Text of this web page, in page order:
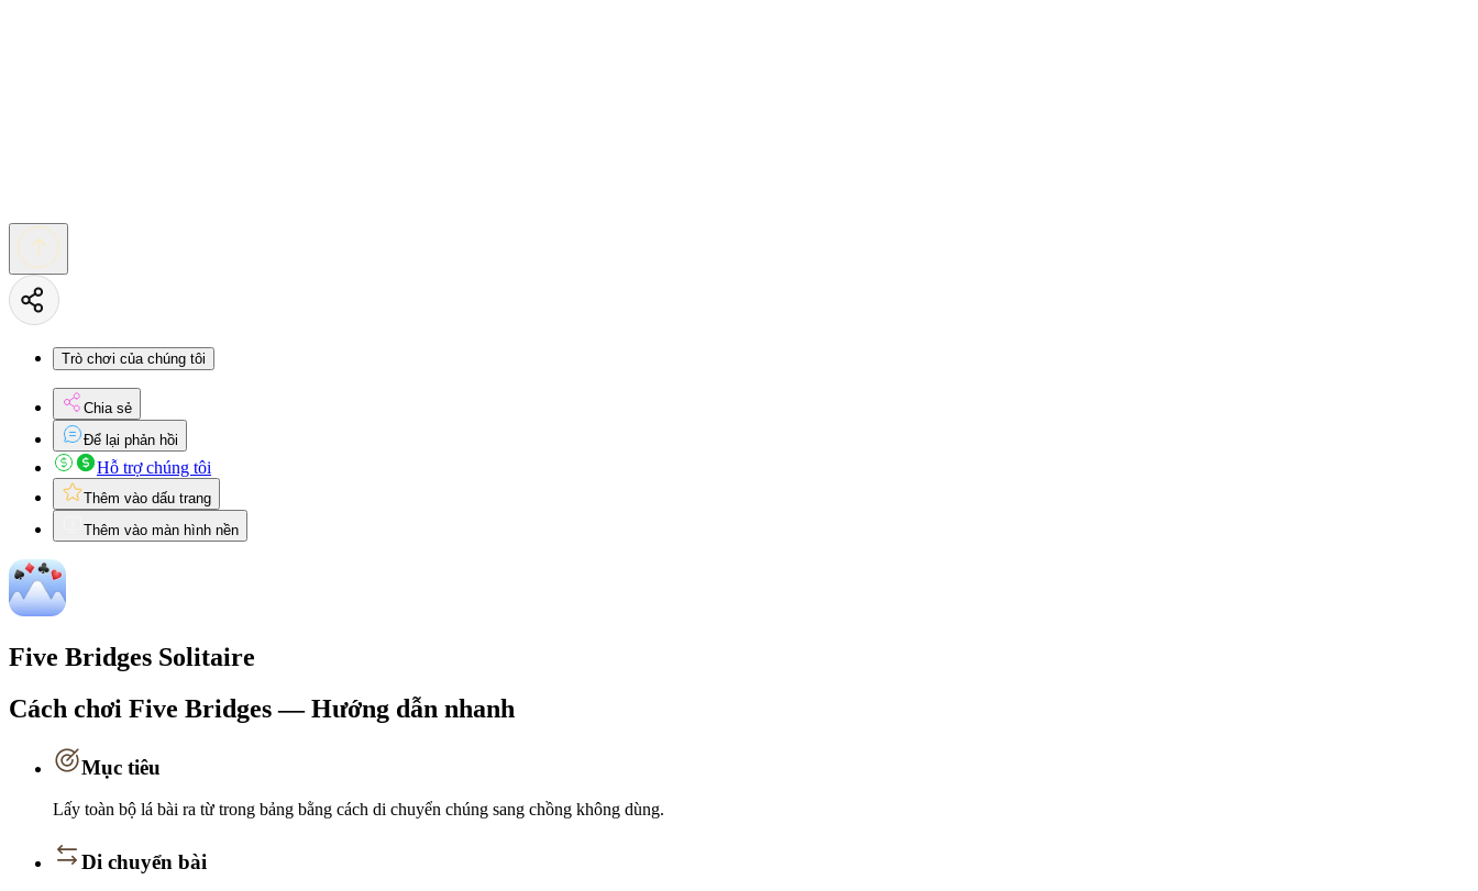
Trò chơi của chúng tôi
Chia sẻ
Để lại phản hồi
Hỗ trợ chúng tôi
Thêm vào dấu trang
Thêm vào màn hình nền
Five Bridges Solitaire
Cách chơi Five Bridges — Hướng dẫn nhanh
Mục tiêu
Lấy toàn bộ lá bài ra từ trong bảng bằng cách di chuyển chúng sang chồng không dùng.
Di chuyển bài